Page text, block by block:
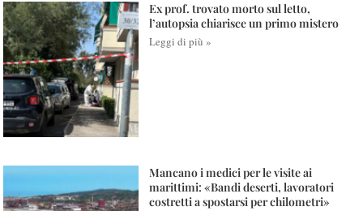
Ex prof. trovato morto sul letto,
l’autopsia chiarisce un primo mistero
Leggi di più »
Mancano i medici per le visite ai
marittimi: «Bandi deserti, lavoratori
costretti a spostarsi per chilometri»